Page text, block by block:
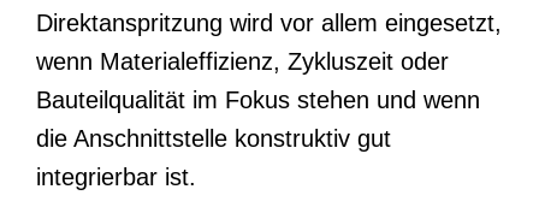
Direktanspritzung wird vor allem eingesetzt,
wenn Materialeffizienz, Zykluszeit oder
Bauteilqualität im Fokus stehen und wenn
die Anschnittstelle konstruktiv gut
integrierbar ist.